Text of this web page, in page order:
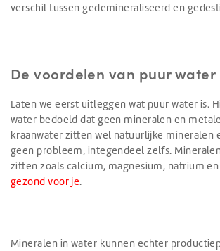
verschil tussen gedemineraliseerd en
De voordelen van puur water
Laten we eerst uitleggen wat puur water is.
water bedoeld dat geen mineralen en
kraanwater zitten wel natuurlijke mineralen
geen probleem, integendeel zelfs.
zitten zoals calcium, magnesium, natrium
gezond voor je.
Mineralen in water kunnen echter